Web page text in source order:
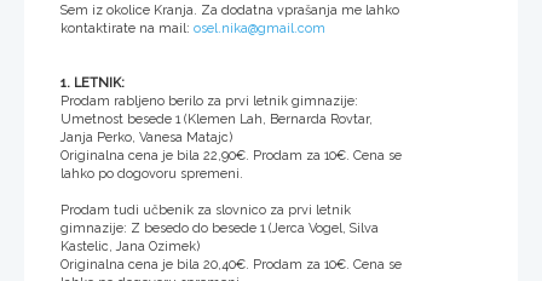
Sem iz okolice Kranja. Za dodatna vprašanja me lahko
kontaktirate na mail: osel.nika@gmail.com
1. LETNIK:
Prodam rabljeno berilo za prvi letnik gimnazije:
Umetnost besede 1 (Klemen Lah, Bernarda Rovtar,
Janja Perko, Vanesa Matajc)
Originalna cena je bila 22,90€. Prodam za 10€. Cena se
lahko po dogovoru spremeni.
Prodam tudi učbenik za slovnico za prvi letnik
gimnazije: Z besedo do besede 1 (Jerca Vogel, Silva
Kastelic, Jana Ozimek)
Originalna cena je bila 20,40€. Prodam za 10€. Cena se